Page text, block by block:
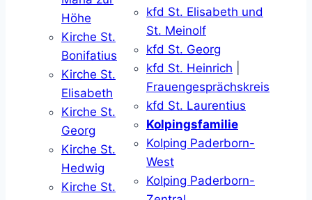
Höhe
Kirche St.
Bonifatius
Kirche St.
Elisabeth
Kirche St.
Georg
Kirche St.
Hedwig
Kirche St.
kfd St. Elisabeth und
St. Meinolf
kfd St. Georg
kfd St. Heinrich
Frauengesprächskreis
kfd St. Laurentius
Kolpingsfamilie
Kolping Paderborn-
West
Kolping Paderborn-